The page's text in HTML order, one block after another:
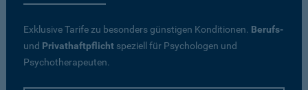
Exklusive Tarife zu besonders günstigen Konditionen. Berufs-
und Privathaftpflicht speziell für Psychologen und
Psychotherapeuten.